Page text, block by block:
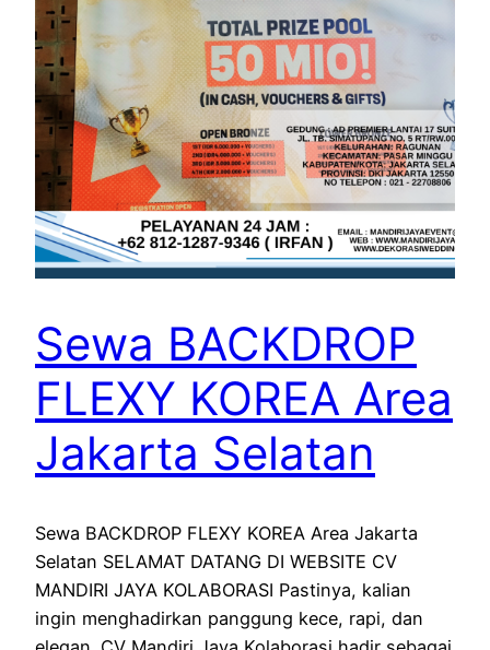
Sewa BACKDROP
FLEXY KOREA Area
Jakarta Selatan
Sewa BACKDROP FLEXY KOREA Area Jakarta
Selatan SELAMAT DATANG DI WEBSITE CV
MANDIRI JAYA KOLABORASI Pastinya, kalian
ingin menghadirkan panggung kece, rapi, dan